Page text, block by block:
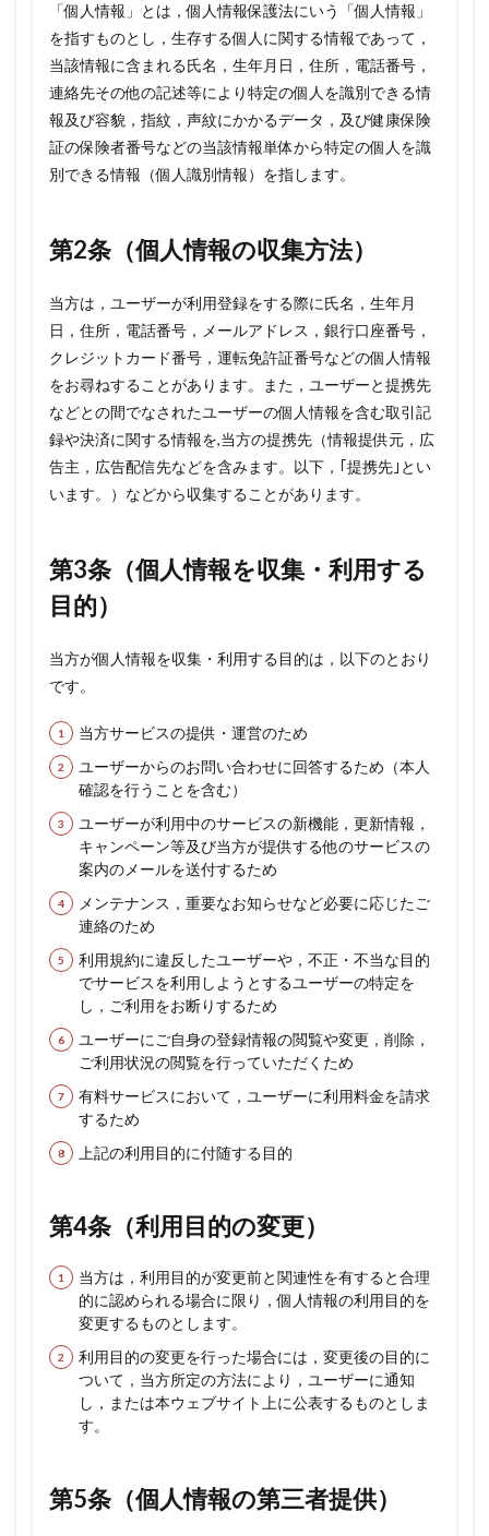
2
第2
条
（個
人情
報の
収集
法）
第3
条
人情
報を
収
集・
利用
する
目
的）
4
第4
的の
更）
第5
条
人情
報の
第三
者提
供）
第6
条
（個
人情
報の
開
示）
7
第7
条
（個
人情
報の
訂正
およ
8
条
（個
人情
報の
利用
停止
等）
9
ライ
「個人情報」とは，個人情報保護法にいう「個人情報」
を指すものとし，生存する個人に関する情報であって，
当該情報に含まれる氏名，生年月日，住所，電話番号，
連絡先その他の記述等により特定の個人を識別できる情
報及び容貌，指紋，声紋にかかるデータ，及び健康保険
証の保険者番号などの当該情報単体から特定の個人を識
別できる情報（個人識別情報）を指します。
第2条（個人情報の収集方法）
当方は，ユーザーが利用登録をする際に氏名，生年月
日，住所，電話番号，メールアドレス，銀行口座番号，
クレジットカード番号，運転免許証番号などの個人情報
をお尋ねすることがあります。また，ユーザーと提携先
などとの間でなされたユーザーの個人情報を含む取引記
録や決済に関する情報を,当方の提携先（情報提供元，広
告主，広告配信先などを含みます。以下，｢提携先｣とい
います。）などから収集することがあります。
第3条（個人情報を収集・利用する
目的）
当方が個人情報を収集・利用する目的は，以下のとおり
です。
当方サービスの提供・運営のため
ユーザーからのお問い合わせに回答するため（本人
確認を行うことを含む）
ユーザーが利用中のサービスの新機能，更新情報，
キャンペーン等及び当方が提供する他のサービスの
案内のメールを送付するため
メンテナンス，重要なお知らせなど必要に応じたご
連絡のため
利用規約に違反したユーザーや，不正・不当な目的
でサービスを利用しようとするユーザーの特定を
し，ご利用をお断りするため
ユーザーにご自身の登録情報の閲覧や変更，削除，
ご利用状況の閲覧を行っていただくため
有料サービスにおいて，ユーザーに利用料金を請求
するため
上記の利用目的に付随する目的
第4条（利用目的の変更）
当方は，利用目的が変更前と関連性を有すると合理
的に認められる場合に限り，個人情報の利用目的を
変更するものとします。
利用目的の変更を行った場合には，変更後の目的に
ついて，当方所定の方法により，ユーザーに通知
し，または本ウェブサイト上に公表するものとしま
す。
第5条（個人情報の第三者提供）